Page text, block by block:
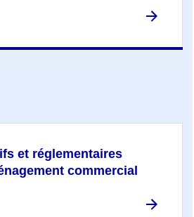
et réglementaires
commercial